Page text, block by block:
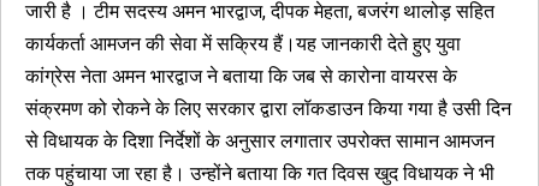
जारी है । टीम सदस्य अमन भारद्वाज, दीपक मेहता, बजरंग थालोड़ सहित
कार्यकर्ता आमजन की सेवा में सक्रिय हैं।यह जानकारी देते हुए युवा
कांग्रेस नेता अमन भारद्वाज ने बताया कि जब से कारोना वायरस के
संक्रमण को रोकने के लिए सरकार द्वारा लॉकडाउन किया गया है उसी दिन
से विधायक के दिशा निर्देशों के अनुसार लगातार उपरोक्त सामान आमजन
तक पहुंचाया जा रहा है। उन्होंने बताया कि गत दिवस खुद विधायक ने भी